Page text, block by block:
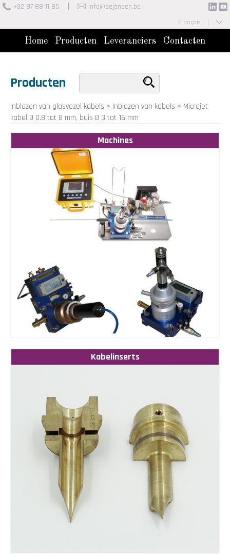
+32 87 88 11 85 info@eejansen.be
Français
Nederlands
Home Producten Leveranciers Contacten
Producten
Inblazen van glasvezel kabels > Inblazen van kabels > Microjet
kabel Ø 0.8 tot 8 mm, buis Ø 3 tot 16 mm
Machines
Kabelinserts